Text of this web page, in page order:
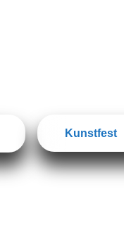
Kunstfest